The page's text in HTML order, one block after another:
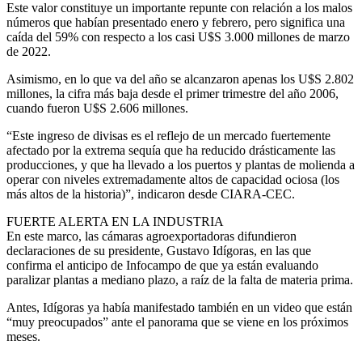
Este valor constituye un importante repunte con relación a los malos
números que habían presentado enero y febrero, pero significa una
caída del 59% con respecto a los casi U$S 3.000 millones de marzo
de 2022.
Asimismo, en lo que va del año se alcanzaron apenas los U$S 2.802
millones, la cifra más baja desde el primer trimestre del año 2006,
cuando fueron U$S 2.606 millones.
“Este ingreso de divisas es el reflejo de un mercado fuertemente
afectado por la extrema sequía que ha reducido drásticamente las
producciones, y que ha llevado a los puertos y plantas de molienda a
operar con niveles extremadamente altos de capacidad ociosa (los
más altos de la historia)”, indicaron desde CIARA-CEC.
FUERTE ALERTA EN LA INDUSTRIA
En este marco, las cámaras agroexportadoras difundieron
declaraciones de su presidente, Gustavo Idígoras, en las que
confirma el anticipo de Infocampo de que ya están evaluando
paralizar plantas a mediano plazo, a raíz de la falta de materia prima.
Antes, Idígoras ya había manifestado también en un video que están
“muy preocupados” ante el panorama que se viene en los próximos
meses.